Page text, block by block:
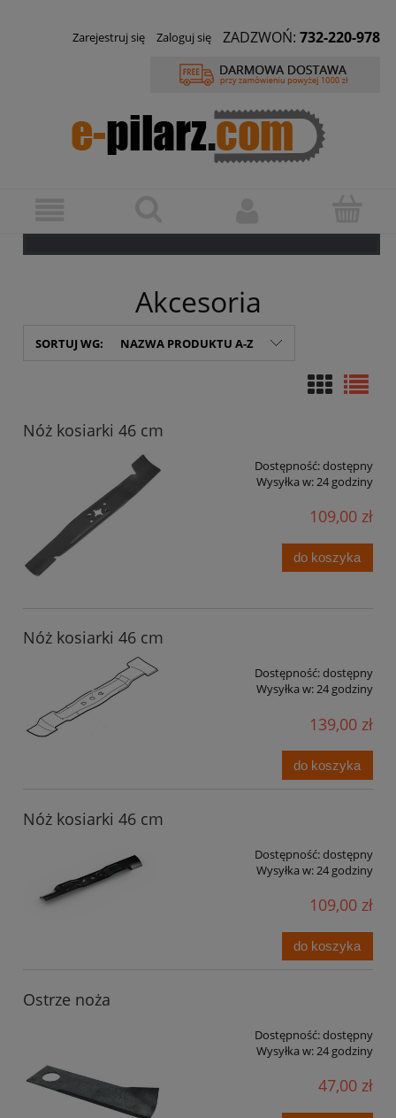
Zarejestruj się Zaloguj się ZADZWOŃ: 732-220-978
Akcesoria
SORTUJ WG: NAZWA PRODUKTU A-Z
Nóż kosiarki 46 cm
Dostępność:dostępny
Wysyłka w:24 godziny
109,00 zł
do koszyka
Nóż kosiarki 46 cm
Dostępność:dostępny
Wysyłka w:24 godziny
139,00 zł
do koszyka
Nóż kosiarki 46 cm
Dostępność:dostępny
Wysyłka w: 24 godziny
109,00 zł
do koszyka
Ostrze noża
Dostępność:dostępny
Wysyłka w:24 godziny
47,00 zł